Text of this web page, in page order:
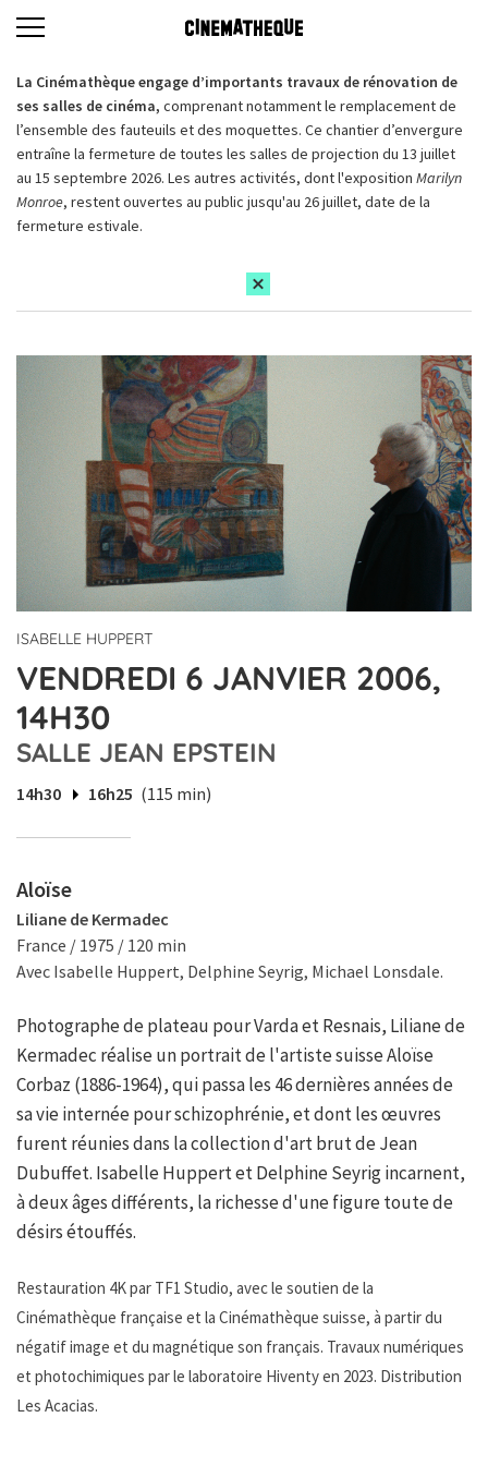
La Cinémathèque engage d’importants travaux de rénovation de
ses salles de cinéma, comprenant notamment le remplacement de
l’ensemble des fauteuils et des moquettes. Ce chantier d’envergure
entraîne la fermeture de toutes les salles de projection du 13 juillet
au 15 septembre 2026. Les autres activités, dont l'exposition Marilyn
Monroe, restent ouvertes au public jusqu'au 26 juillet, date de la
fermeture estivale.
ISABELLE HUPPERT
VENDREDI 6 JANVIER 2006,
14H30
SALLE JEAN EPSTEIN
14h30 16h25 (115 min)
Aloïse
Liliane de Kermadec
France / 1975 / 120 min
Avec Isabelle Huppert, Delphine Seyrig, Michael Lonsdale.
Photographe de plateau pour Varda et Resnais, Liliane de
Kermadec réalise un portrait de l'artiste suisse Aloïse
Corbaz (1886-1964), qui passa les 46 dernières années de
sa vie internée pour schizophrénie, et dont les œuvres
furent réunies dans la collection d'art brut de Jean
Dubuffet. Isabelle Huppert et Delphine Seyrig incarnent,
à deux âges différents, la richesse d'une figure toute de
désirs étouffés.
Restauration 4K par TF1 Studio, avec le soutien de la
Cinémathèque française et la Cinémathèque suisse, à partir du
négatif image et du magnétique son français. Travaux numériques
et photochimiques par le laboratoire Hiventy en 2023. Distribution
Les Acacias.